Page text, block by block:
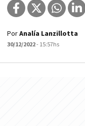
PorAnalía Lanzillotta
30/12/2022- 15:57hs